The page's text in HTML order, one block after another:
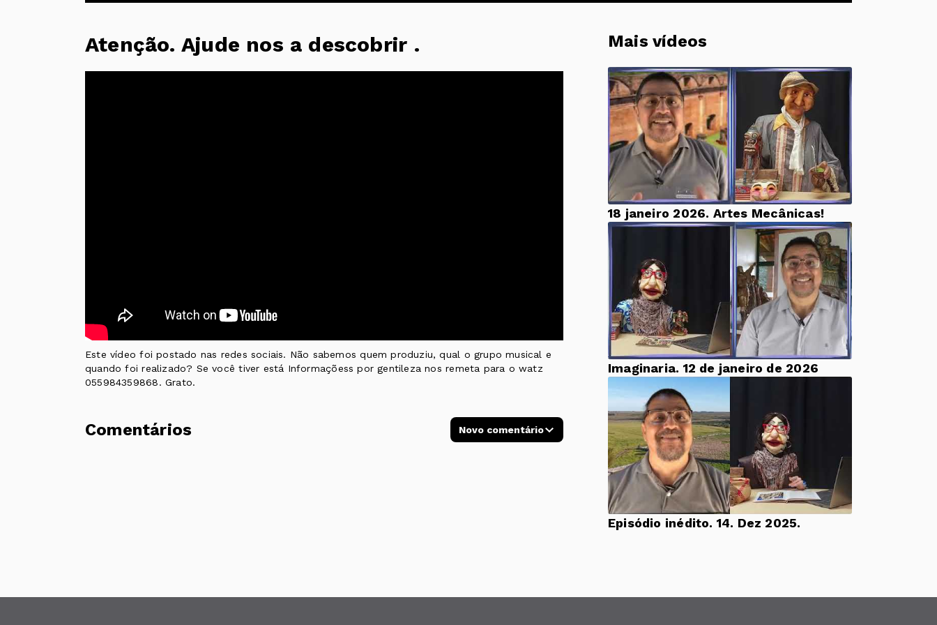
Atenção. Ajude nos a descobrir . Mais vídeos
18 janeiro 2026. Artes Mecânicas!
Imaginaria. 12 de janeiro de 2026
Episódio inédito. 14. Dez 2025.
Este vídeo foi postado nas redes sociais. Não sabemos quem produziu, qual o grupo musical e
quando foi realizado? Se você tiver está Informaçõess por gentileza nos remeta para o watz
055984359868. Grato.
Comentários Novo comentário